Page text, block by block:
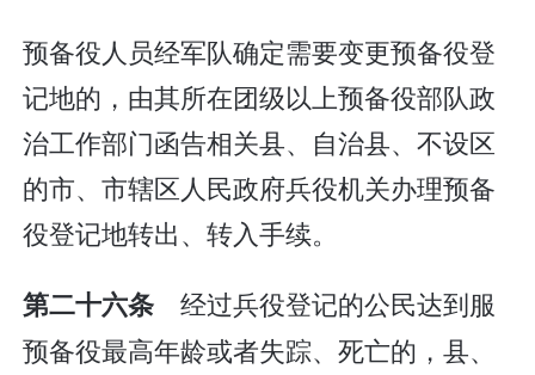
预备役人员经军队确定需要变更预备役登
记地的，由其所在团级以上预备役部队政
治工作部门函告相关县、自治县、不设区
的市、市辖区人民政府兵役机关办理预备
役登记地转出、转入手续。
第二十六条经过兵役登记的公民达到服
预备役最高年龄或者失踪、死亡的，县、